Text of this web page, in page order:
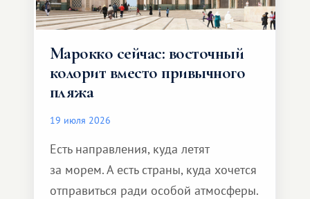
Марокко сейчас: восточный
колорит вместо привычного
пляжа
19 июля 2026
Есть направления, куда летят
за морем. А есть страны, куда хочется
отправиться ради особой атмосферы.